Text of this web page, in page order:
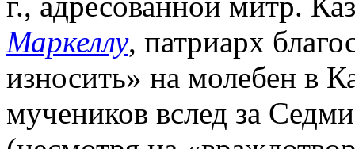
Маркеллу, патриарх
износить» на молебен в
мучеников вслед за